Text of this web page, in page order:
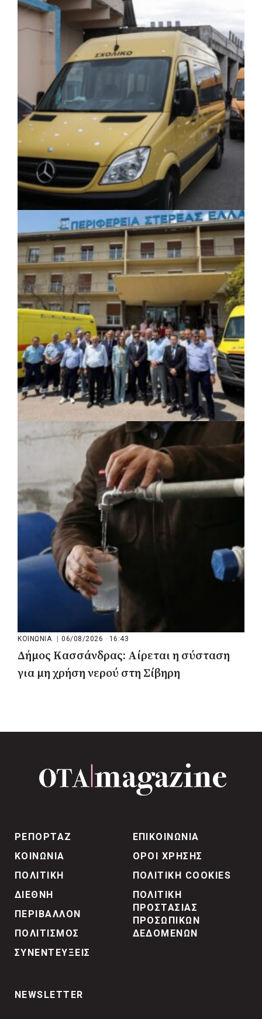
ΤΟΠΙΚΗ ΑΥΤΟΔΙΟΙΚΗΣΗ | 06/08/2026 · 17:35
Δήμος Ηλιούπολης: Εργασίες
αναβάθμισης στα αθλητικά κέντρα ενόψει
της νέας χρονιάς
06/08/2026 · 17:08
Περιφέρεια Κεντρικής Μακεδονίας: Λύση
για τη μεταφορά 16.500 μαθητών
06/08/2026 · 17:01
Περιφέρεια Στερεάς Ελλάδας: Ενίσχυση
του ΕΣΥ με 34 νέα ασθενοφόρα από
πόρους του ΕΣΠΑ
ΚΟΙΝΩΝΙΑ | 06/08/2026 · 16:43
Δήμος Κασσάνδρας: Αίρεται η σύσταση
για μη χρήση νερού στη Σίβηρη
ΡΕΠΟΡΤΑΖ
ΚΟΙΝΩΝΙΑ
ΠΟΛΙΤΙΚΗ
ΔΙΕΘΝΗ
ΠΕΡΙΒΑΛΛΟΝ
ΠΟΛΙΤΙΣΜΟΣ
ΣΥΝΕΝΤΕΥΞΕΙΣ
ΕΠΙΚΟΙΝΩΝΙΑ
ΟΡΟΙ ΧΡΗΣΗΣ
ΠΟΛΙΤΙΚΗ COOKIES
ΠΟΛΙΤΙΚΗ
ΠΡΟΣΤΑΣΙΑΣ
ΠΡΟΣΩΠΙΚΩΝ
ΔΕΔΟΜΕΝΩΝ
NEWSLETTER